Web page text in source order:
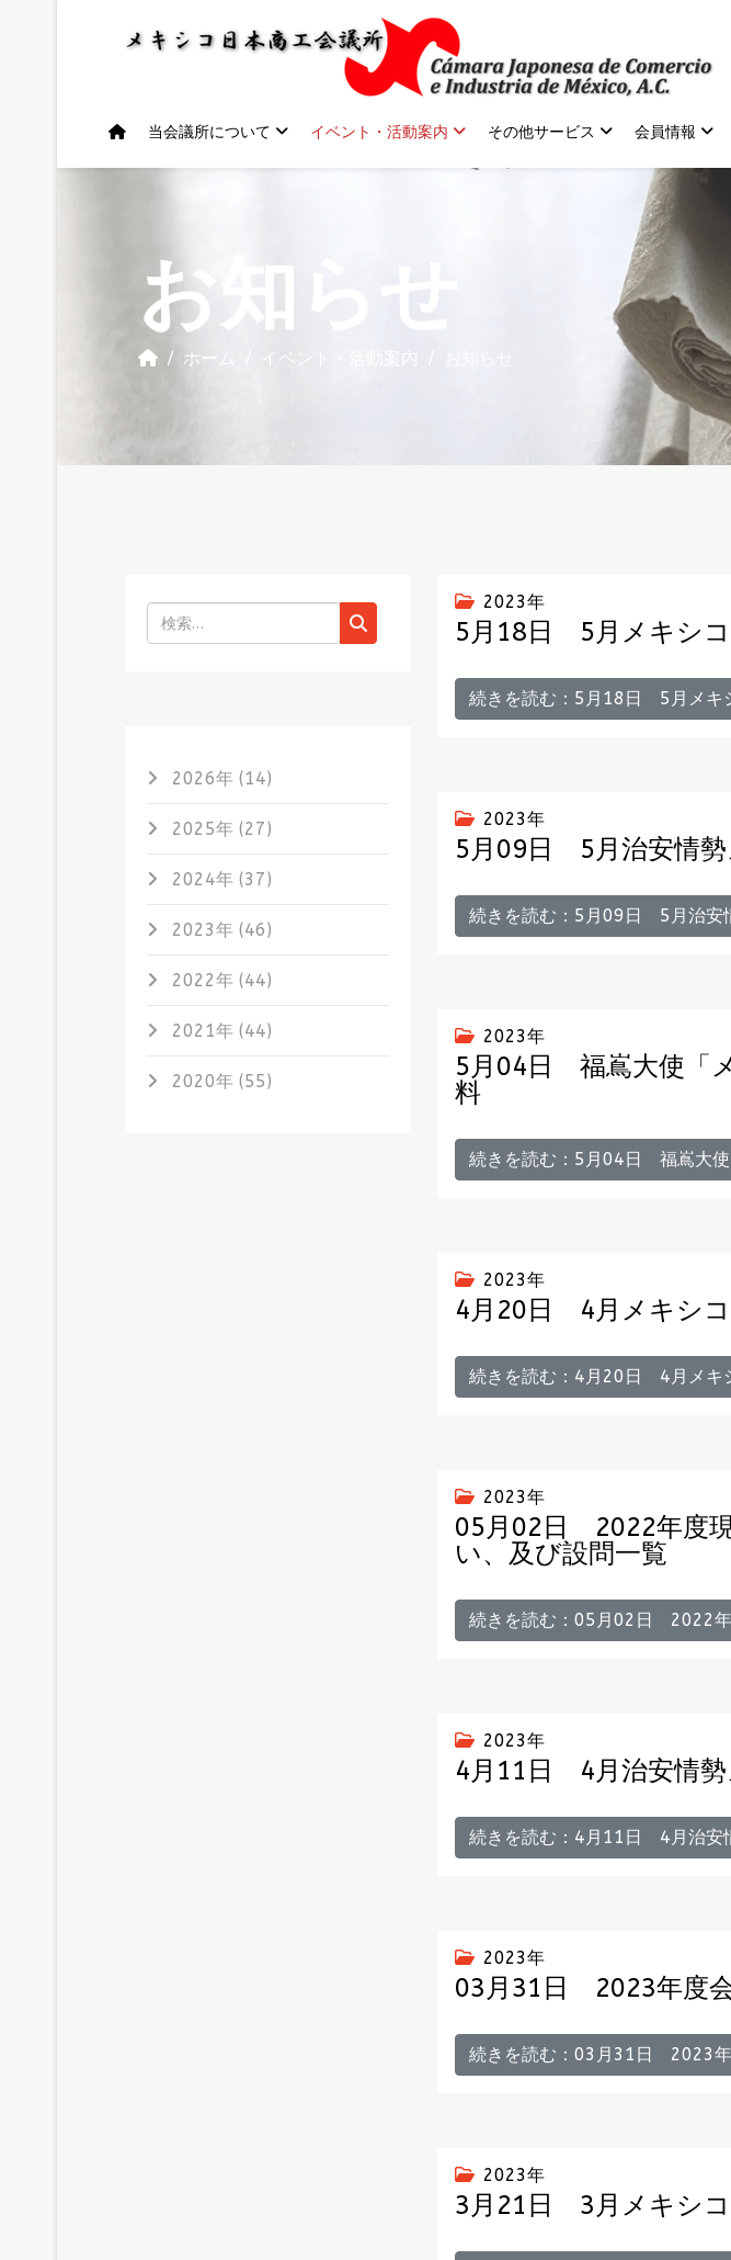
当会議所について イベント・活動案内 その他サービス 会員情報
お知らせ
ホーム イベント・活動案内
検索
2026年 (14)
2025年 (27)
2024年 (37)
2023年 (46)
2022年 (44)
2021年 (44)
2020年 (55)
2023年
5月18日 5月メキシコ
続きを読む：5月18日 5月メキ
2023年
5月09日 5月治安情勢
続きを読む：5月09日 5月治安
2023年
5月04日 福嶌大使「
料
続きを読む：5月04日 福嶌大使
2023年
4月20日 4月メキシコ
続きを読む：4月20日 4月メキ
2023年
05月02日 2022年度
い、及び設問一覧
続きを読む：05月02日 2022年
2023年
4月11日 4月治安情勢
続きを読む：4月11日 4月治安
2023年
03月31日 2023年度
続きを読む：03月31日 2023年
2023年
3月21日 3月メキシコ